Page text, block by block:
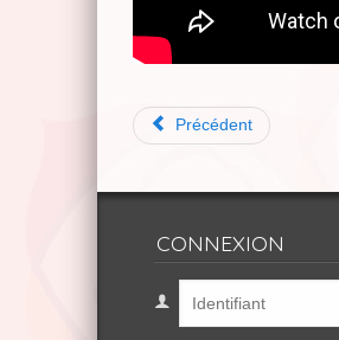
Précédent
CONNEXION